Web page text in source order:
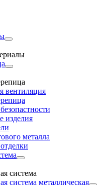
вентиляция
изделия
металла
система
система металлическая